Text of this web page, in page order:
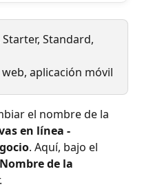
Starter, Standard,
aplicación móvil
el nombre de la
en línea -
. Aquí, bajo el
Nombre de la